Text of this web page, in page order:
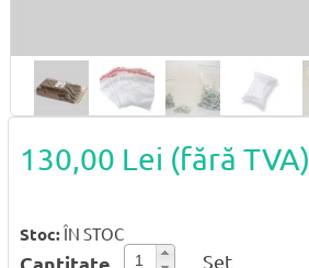
130,00 Lei (fără TVA)
Stoc: ÎN STOC
Cantitate Set